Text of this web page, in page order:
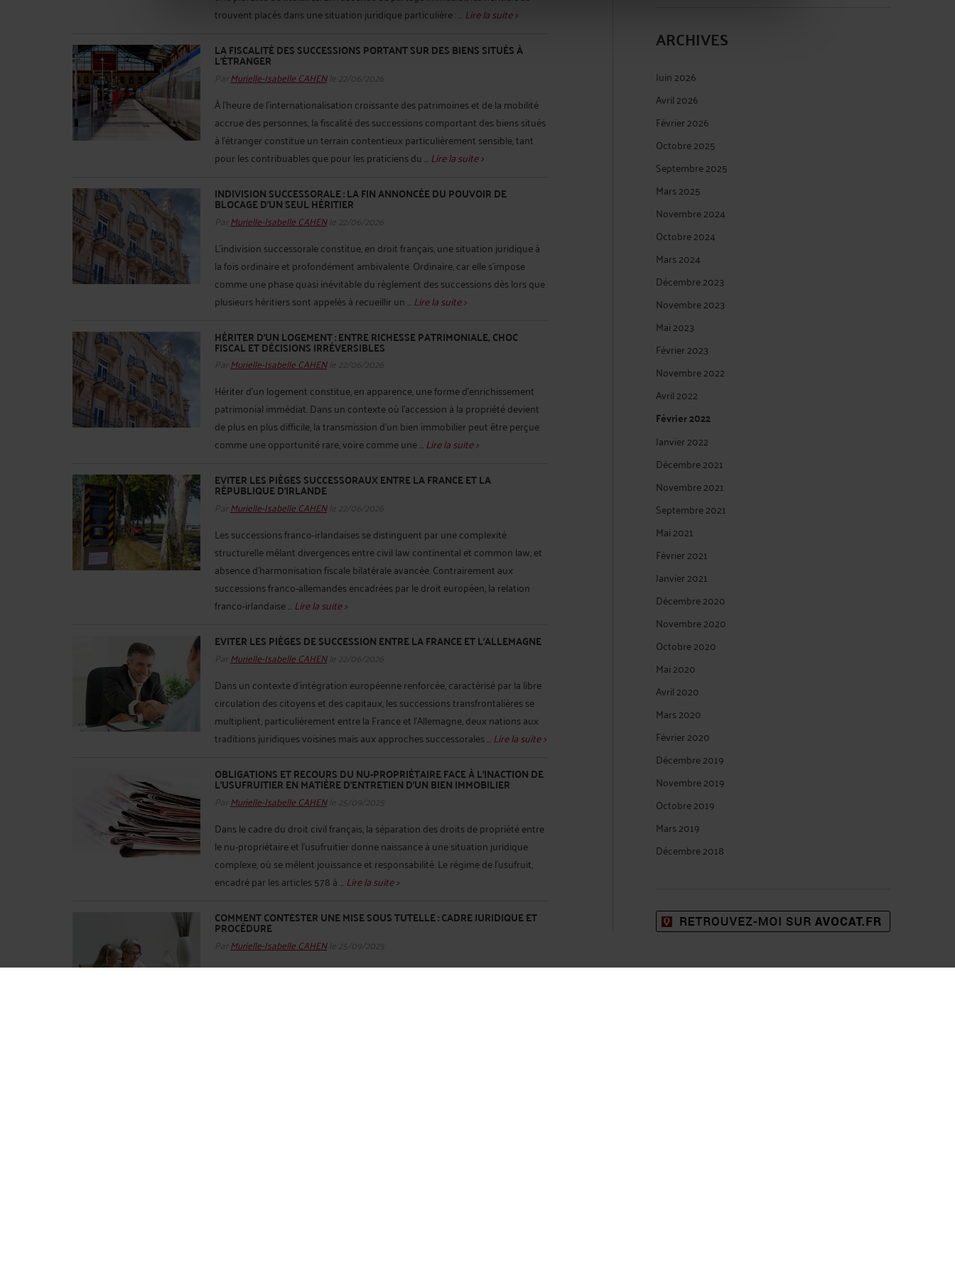
trouvent placés dans une situation juridique particulière : ... Lire la suite >
LA FISCALITÉ DES SUCCESSIONS PORTANT SUR DES BIENS SITUÉS À
L’ÉTRANGER
Par Murielle-Isabelle CAHENle 22/06/2026
À l’heure de l’internationalisation croissante des patrimoines et de la mobilité
accrue des personnes, la fiscalité des successions comportant des biens situés
à l’étranger constitue un terrain contentieux particulièrement sensible, tant
pour les contribuables que pour les praticiens du ...Lire la suite >
INDIVISION SUCCESSORALE : LA FIN ANNONCÉE DU POUVOIR DE
BLOCAGE D’UN SEUL HÉRITIER
Par Murielle-Isabelle CAHENle 22/06/2026
L’indivision successorale constitue, en droit français, une situation juridique à
la fois ordinaire et profondément ambivalente. Ordinaire, car elle s’impose
comme une phase quasi inévitable du règlement des successions dès lors que
plusieurs héritiers sont appelés à recueillir un ...Lire la suite >
HÉRITER D’UN LOGEMENT : ENTRE RICHESSE PATRIMONIALE, CHOC
FISCAL ET DÉCISIONS IRRÉVERSIBLES
Par Murielle-Isabelle CAHENle 22/06/2026
Hériter d’un logement constitue, en apparence, une forme d’enrichissement
patrimonial immédiat. Dans un contexte où l’accession à la propriété devient
de plus en plus difficile, la transmission d’un bien immobilier peut être perçue
comme une opportunité rare, voire comme une ...Lire la suite >
EVITER LES PIÈGES SUCCESSORAUX ENTRE LA FRANCE ET LA
RÉPUBLIQUE D’IRLANDE
Par Murielle-Isabelle CAHENle 22/06/2026
Les successions franco-irlandaises se distinguent par une complexité
structurelle mêlant divergences entre civil law continental et common law, et
absence d’harmonisation fiscale bilatérale avancée. Contrairement aux
successions franco-allemandes encadrées par le droit européen, la relation
franco-irlandaise ...Lire la suite >
EVITER LES PIÈGES DE SUCCESSION ENTRE LA FRANCE ET L’ALLEMAGNE
Par Murielle-Isabelle CAHENle 22/06/2026
Dans un contexte d'intégration européenne renforcée, caractérisé par la libre
circulation des citoyens et des capitaux, les successions transfrontalières se
multiplient, particulièrement entre la France et l'Allemagne, deux nations aux
traditions juridiques voisines mais aux approches successorales ...Lire la suite >
OBLIGATIONS ET RECOURS DU NU-PROPRIÉTAIRE FACE À L’INACTION DE
L’USUFRUITIER EN MATIÈRE D’ENTRETIEN D’UN BIEN IMMOBILIER
Par Murielle-Isabelle CAHENle 25/09/2025
Dans le cadre du droit civil français, la séparation des droits de propriété entre
le nu-propriétaire et l'usufruitier donne naissance à une situation juridique
complexe, où se mêlent jouissance et responsabilité. Le régime de l’usufruit,
encadré par les articles 578 à ...Lire la suite >
COMMENT CONTESTER UNE MISE SOUS TUTELLE : CADRE JURIDIQUE ET
PROCÉDURE
Par Murielle-Isabelle CAHENle 25/09/2025
La mise sous tutelle est une mesure de protection juridique prévue par le Code
ARCHIVES
Juin 2026
Avril 2026
Février 2026
Octobre 2025
Septembre 2025
Mars 2025
Novembre 2024
Octobre 2024
Mars 2024
Décembre 2023
Novembre 2023
Mai 2023
Février 2023
Novembre 2022
Avril 2022
Février 2022
Janvier 2022
Décembre 2021
Novembre 2021
Septembre 2021
Mai 2021
Février 2021
Janvier 2021
Décembre 2020
Novembre 2020
Octobre 2020
Mai 2020
Avril 2020
Mars 2020
Février 2020
Décembre 2019
Novembre 2019
Octobre 2019
Mars 2019
Décembre 2018